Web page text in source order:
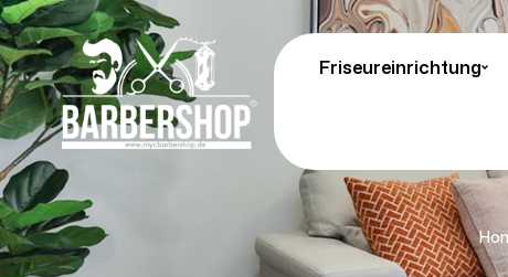
Friseureinrichtung